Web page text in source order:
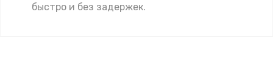
быстро и без задержек.